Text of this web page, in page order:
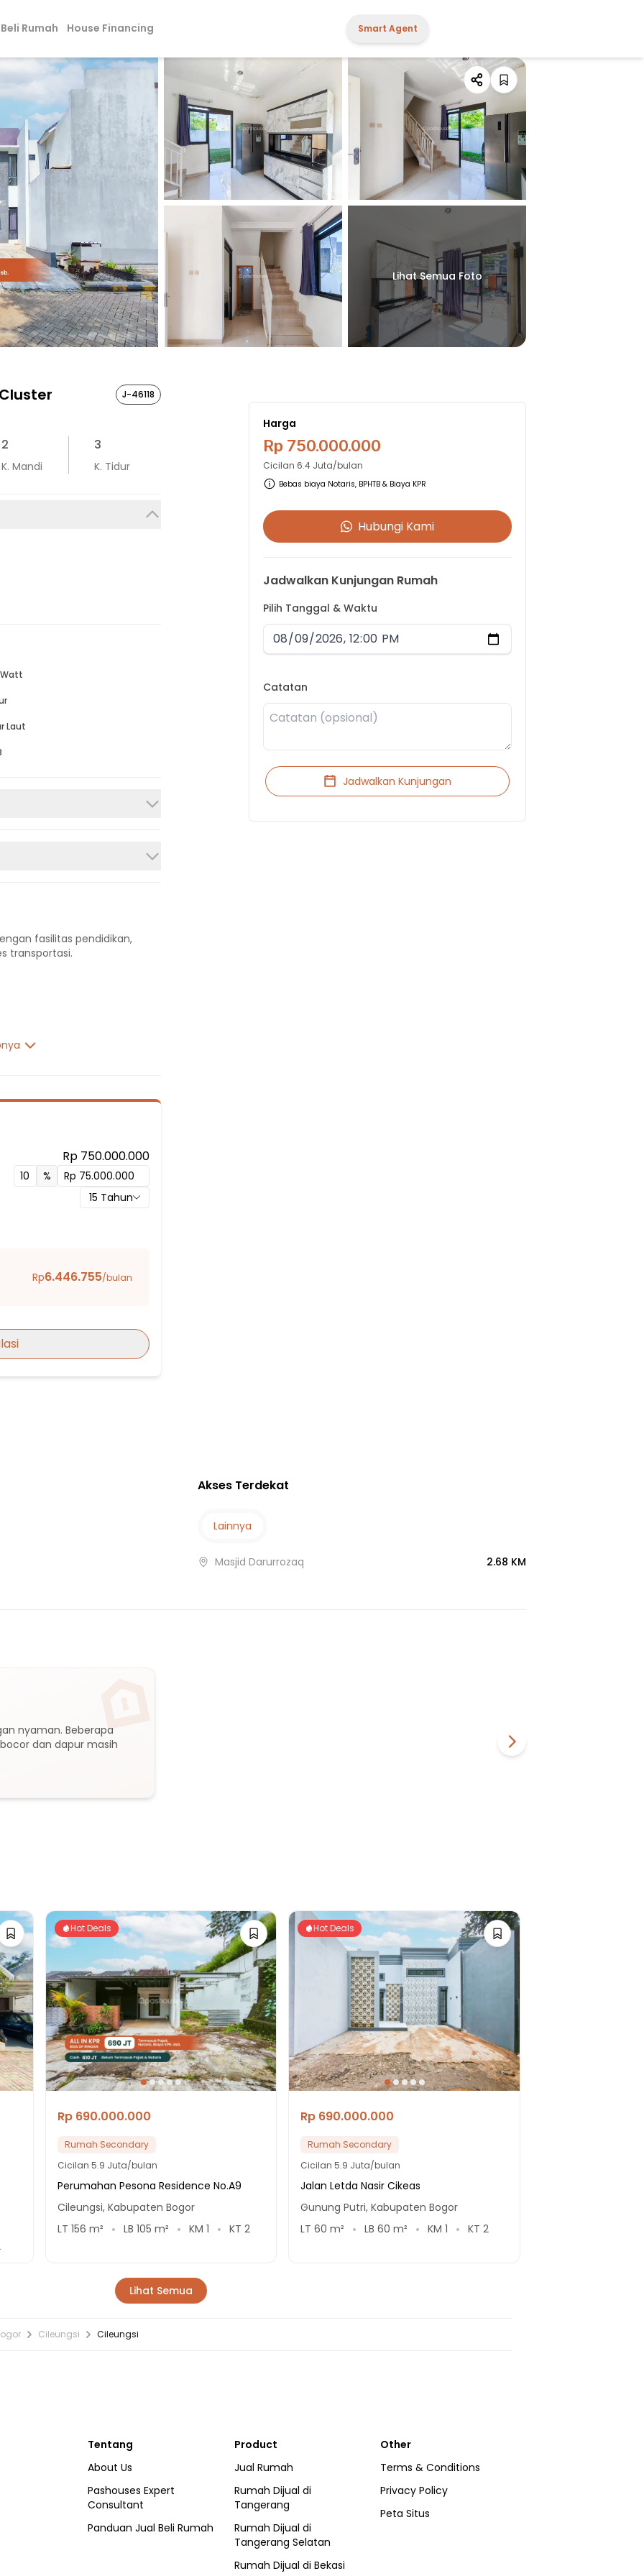
Beli Rumah House Financing Smart Agent
Lihat Semua Foto
J-46118
2
K. Mandi
3
K. Tidur
Watt
Laut
fasilitas pendidikan,
transportasi.
Cileungsi
Rp 750.000.000
%
15 Tahun
Rp6.446.755/bulan
Harga
Rp 750.000.000
Cicilan 6.4 Juta/bulan
Bebas biaya Notaris, BPHTB & Biaya KPR
Hubungi Kami
Jadwalkan Kunjungan Rumah
Pilih Tanggal & Waktu
Catatan
Jadwalkan Kunjungan
Akses Terdekat
Lainnya
Masjid Darurrozaq 2.68 KM
nyaman. Beberapa
dan dapur masih
Hot Deals
Rp 690.000.000
Rumah Secondary
Cicilan 5.9 Juta/bulan
Perumahan Pesona Residence No.A9
Cileungsi, Kabupaten Bogor
LT 156 m² LB 105 m² KM 1 KT 2
Hot Deals
Rp 690.000.000
Rumah Secondary
Cicilan5.9 Juta/bulan
Jalan Letda Nasir Cikeas
Gunung Putri, Kabupaten Bogor
LT60 m² LB60 m² KM1 KT2
Lihat Semua
Cileungsi Cileungsi
Tentang
About Us
Pashouses Expert
Consultant
Panduan Jual Beli Rumah
Product
Jual Rumah
Rumah Dijual di
Tangerang
Rumah Dijual di
Tangerang Selatan
Rumah Dijual di Bekasi
Other
Terms & Conditions
Privacy Policy
Peta Situs